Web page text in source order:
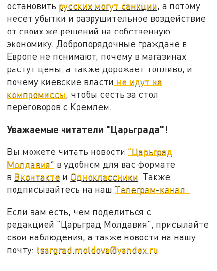
остановить русских могут санкции, а потому
несет убытки и разрушительное воздействие
от своих же решений на собственную
экономику. Добропорядочные граждане в
Европе не понимают, почему в магазинах
растут цены, а также дорожает топливо, и
почему киевские власти не идут на
компромиссы, чтобы сесть за стол
переговоров с Кремлем.
Уважаемые читатели "Царьграда"!
Вы можете читать новости "Царьград
Молдавия" в удобном для вас формате
в Вконтакте и Одноклассники. Также
подписывайтесь на наш Телеграм-канал.
Если вам есть, чем поделиться с
редакцией "Царьград Молдавия", присылайте
свои наблюдения, а также новости на нашу
почту: tsargrad.moldova@yandex.ru